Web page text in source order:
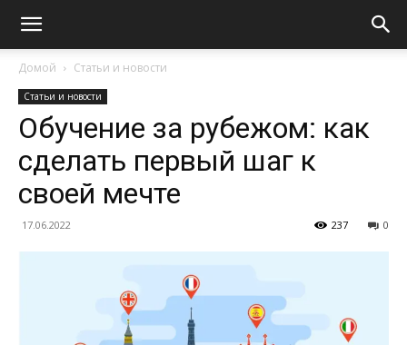
Домой Статьи и новости
Статьи и новости
Обучение за рубежом: как
сделать первый шаг к
своей мечте
17.06.2022 0
237